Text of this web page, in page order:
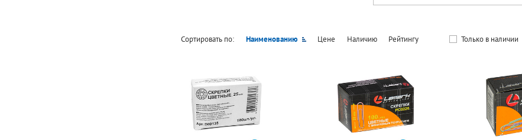
Сортировать по: Наименованию Цене Наличию Рейтингу Только в наличии